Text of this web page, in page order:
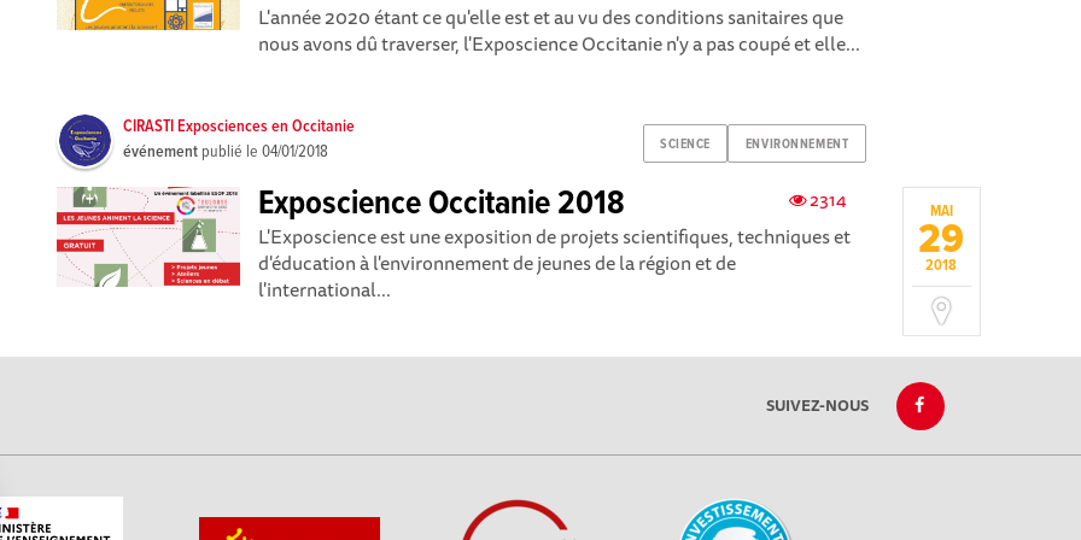
L'année 2020 étant ce qu'elle est et au vu des conditions sanitaires que
nous avons dû traverser, l'Exposcience Occitanie n'y a pas coupé et elle...
SCIENCE ENVIRONNEMENT
CIRASTI Exposciences en Occitanie
événement publié le04/01/2018
MAI
29
2018
2314
Exposcience Occitanie 2018
L'Exposcience est une exposition de projets scientifiques, techniques et
d'éducation à l'environnement de jeunes de la région et de
l'international...
SUIVEZ-NOUS